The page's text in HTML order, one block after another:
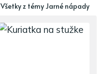
Všetky z témy Jarné nápady